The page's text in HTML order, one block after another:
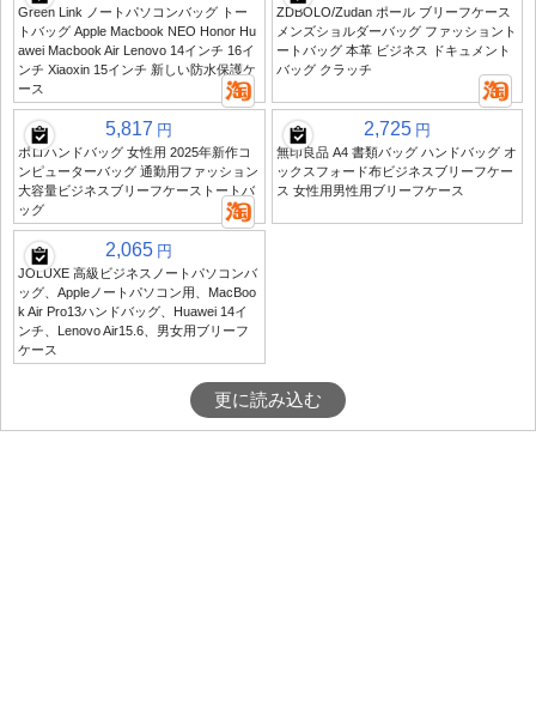
Green Link ノートパソコンバッグ トー
トバッグ Apple Macbook NEO Honor Hu
awei Macbook Air Lenovo 14インチ 16イ
ンチ Xiaoxin 15インチ 新しい防水保護ケ
ース
ZDBOLO/Zudan ポール ブリーフケース
メンズショルダーバッグ ファッショント
ートバッグ 本革 ビジネス ドキュメント
バッグ クラッチ
5,817 円
ポロハンドバッグ 女性用 2025年新作コ
ンピューターバッグ 通勤用ファッション
大容量ビジネスブリーフケーストートバ
ッグ
2,725 円
無印良品 A4 書類バッグ ハンドバッグ オ
ックスフォード布ビジネスブリーフケー
ス 女性用男性用ブリーフケース
2,065 円
JOLUXE 高級ビジネスノートパソコンバ
ッグ、Appleノートパソコン用、MacBoo
k Air Pro13ハンドバッグ、Huawei 14イ
ンチ、Lenovo Air15.6、男女用ブリーフ
ケース
更に読み込む